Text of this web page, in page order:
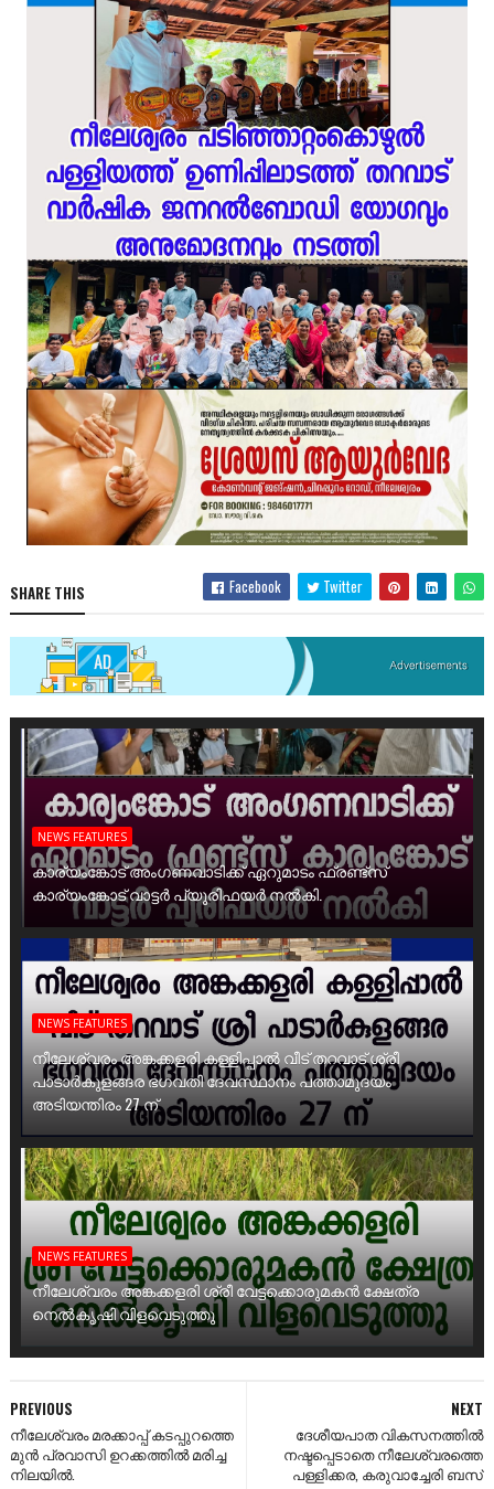
SHARE THIS Facebook Twitter
NEWS FEATURES
കാര്യംങ്കോട് അംഗണവാടിക്ക് ഏറുമാടം ഫ്രണ്ട്സ്
കാര്യംങ്കോട് വാട്ടർ പ്യൂരിഫയർ നൽകി.
NEWS FEATURES
നീലേശ്വരം അങ്കക്കളരി കള്ളിപ്പാൽ വീട് തറവാട് ശ്രീ
പാടാർകുളങ്ങര ഭഗവതി ദേവസ്ഥാനം പത്താമുദയം
അടിയന്തിരം 27 ന്
NEWS FEATURES
നീലേശ്വരം അങ്കക്കളരി ശ്രീ വേട്ടക്കൊരുമകൻ ക്ഷേത്ര
നെൽകൃഷി വിളവെടുത്തു
NEXT
ദേശീയപാത വികസനത്തിൽ
നഷ്ടപ്പെടാതെ നീലേശ്വരത്തെ
പള്ളിക്കര, കരുവാച്ചേരി ബസ്
PREVIOUS
നീലേശ്വരം മരക്കാപ്പ് കടപ്പുറത്തെ
മുൻ പ്രവാസി ഉറക്കത്തിൽ മരിച്ച
നിലയിൽ.